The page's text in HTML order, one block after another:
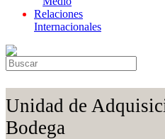
Relaciones
Internacionales
Unidad de
Bodega